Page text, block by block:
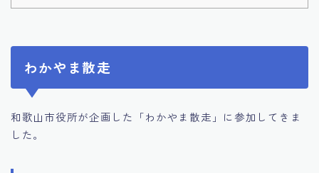
わかやま散走
和歌山市役所が企画した「わかやま散走」に参加してきま
した。